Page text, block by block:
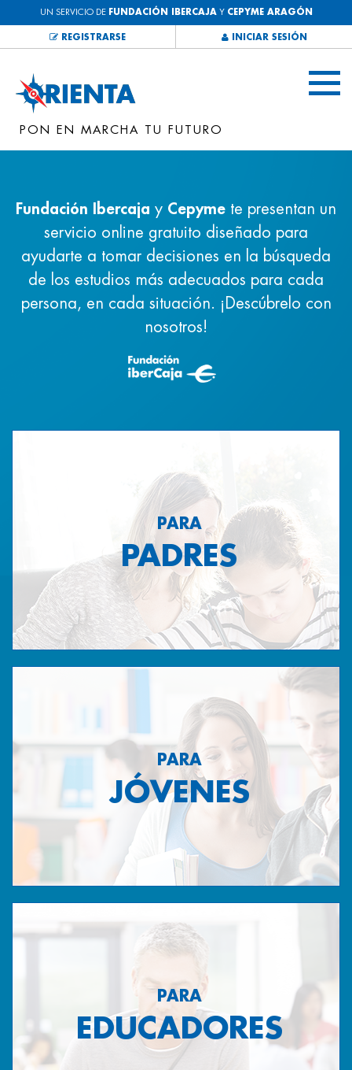
UN SERVICIO DE FUNDACIÓN IBERCAJAY CEPYME ARAGÓN
REGISTRARSE INICIAR SESIÓN
PON EN MARCHA TU FUTURO
Fundación Ibercaja y Cepyme te presentan un
servicio online gratuito diseñado para
ayudarte a tomar decisiones en la búsqueda
de los estudios más adecuados para cada
persona, en cada situación. ¡Descúbrelo con
nosotros!
PARA
PADRES
PARA
JÓVENES
PARA
EDUCADORES